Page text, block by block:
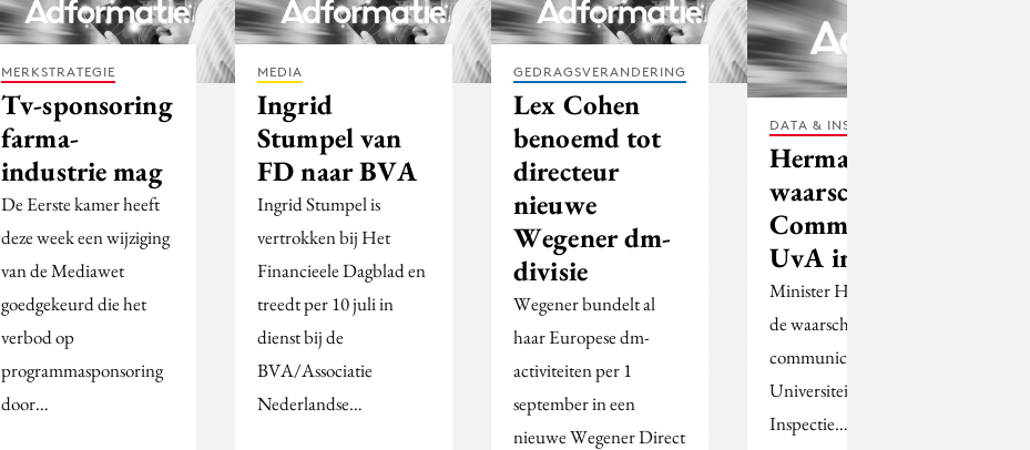
MERKSTRATEGIE
Tv-sponsoring
farma-
industrie mag
De Eerste kamer heeft
deze week een wijziging
van de Mediawet
goedgekeurd die het
verbod op
programmasponsoring
door…
MEDIA
Ingrid
Stumpel van
FD naar BVA
Ingrid Stumpel is
vertrokken bij Het
Financieele Dagblad en
treedt per 10 juli in
dienst bij de
BVA/Associatie
Nederlandse…
GEDRAGSVERANDERING
Lex Cohen
benoemd tot
directeur
nieuwe
Wegener dm-
divisie
Wegener bundelt al
haar Europese dm-
activiteiten per 1
september in een
nieuwe Wegener Direct
DATA & INSIGHTS
Hermans trekt
waarschuwing
UvA in
Minister Hermans (OCenW) trekt
de waarschuwing aan de opleiding
communicatiewetenschap van de
Universiteit van Amsterdam in. De
Inspectie…